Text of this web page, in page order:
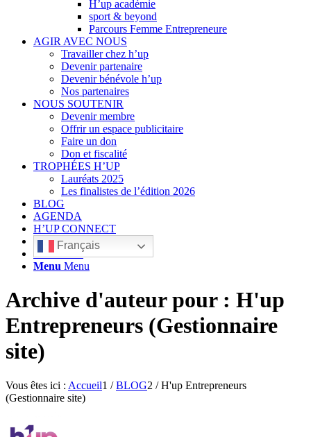
H’up académie
sport & beyond
Parcours Femme Entrepreneure
AGIR AVEC NOUS
Travailler chez h’up
Devenir partenaire
Devenir bénévole h’up
Nos partenaires
NOUS SOUTENIR
Devenir membre
Offrir un espace publicitaire
Faire un don
Don et fiscalité
TROPHÉES H’UP
Lauréats 2025
Les finalistes de l’édition 2026
BLOG
AGENDA
H’UP CONNECT
Français
Rechercher
Menu Menu
Archive d'auteur pour : H'up
Entrepreneurs (Gestionnaire
site)
Vous êtes ici : Accueil1 / BLOG2 / H'up Entrepreneurs
(Gestionnaire site)